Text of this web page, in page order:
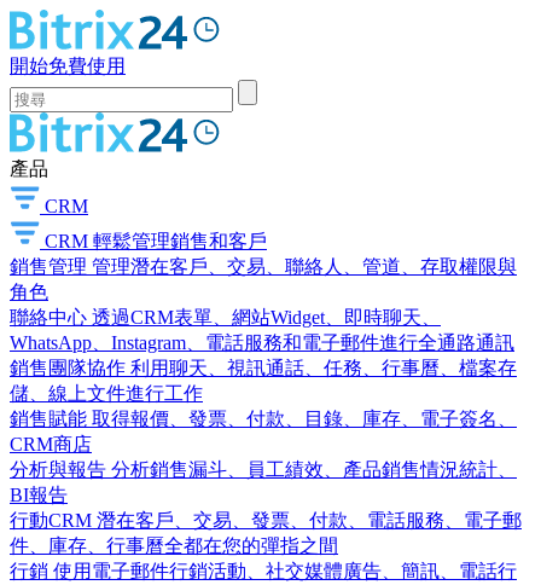
開始免費使用
產品
CRM
CRM 輕鬆管理銷售和客戶
銷售管理 管理潛在客戶、交易、聯絡人、管道、存取權限與
角色
聯絡中心 透過CRM表單、網站Widget、即時聊天、
WhatsApp、Instagram、電話服務和電子郵件進行全通路通訊
銷售團隊協作 利用聊天、視訊通話、任務、行事曆、檔案存
儲、線上文件進行工作
銷售賦能 取得報價、發票、付款、目錄、庫存、電子簽名、
CRM商店
分析與報告 分析銷售漏斗、員工績效、產品銷售情況統計、
BI報告
行動CRM 潛在客戶、交易、發票、付款、電話服務、電子郵
件、庫存、行事曆全都在您的彈指之間
行銷 使用電子郵件行銷活動、社交媒體廣告、簡訊、電話行